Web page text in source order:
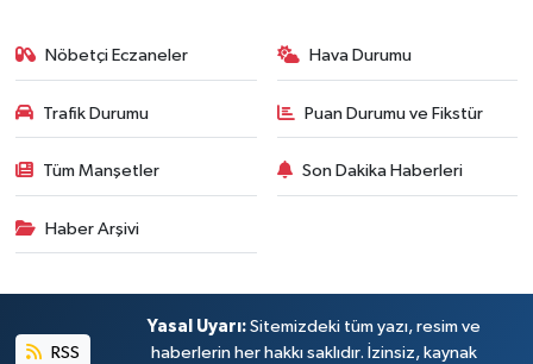
Nöbetçi Eczaneler Hava Durumu
Trafik Durumu Puan Durumu ve Fikstür
Tüm Manşetler Son Dakika Haberleri
Haber Arşivi
RSS
Yasal Uyarı: Sitemizdeki tüm yazı, resim ve
haberlerin her hakkı saklıdır. İzinsiz, kaynak